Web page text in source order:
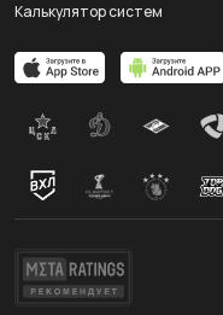
Калькулятор систем